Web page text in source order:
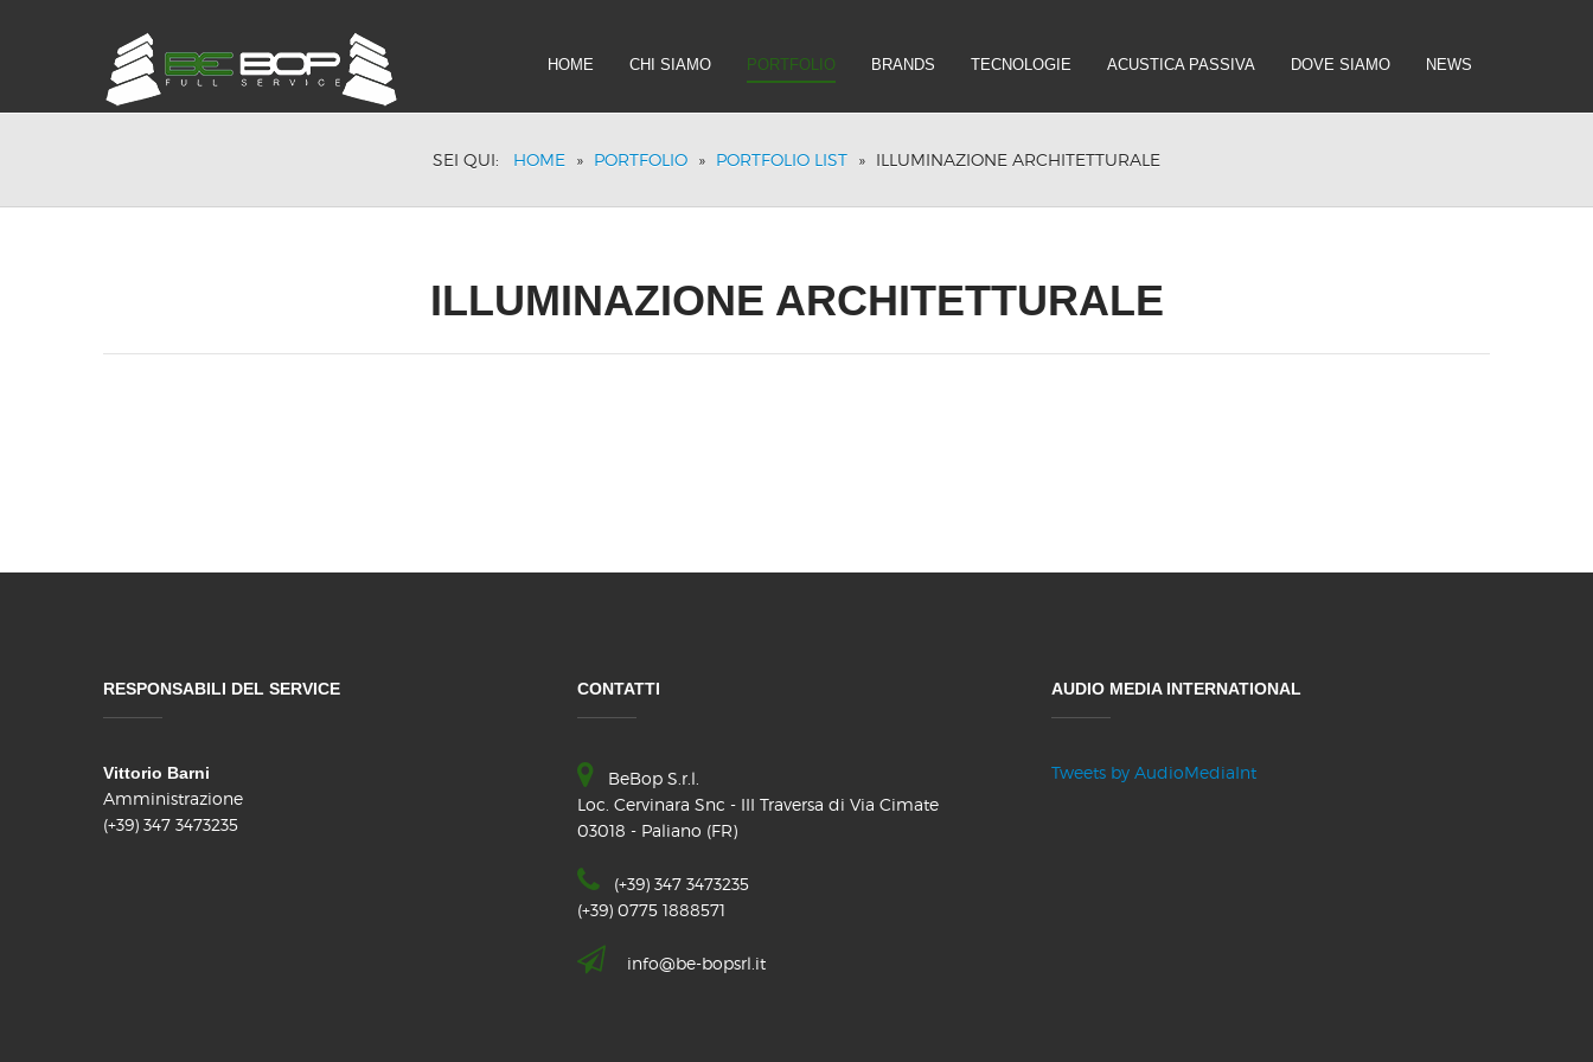
HOME CHI SIAMO PORTFOLIO BRANDS TECNOLOGIE ACUSTICA PASSIVA DOVE SIAMO NEWS
SEI QUI: HOME » PORTFOLIO » PORTFOLIO LIST » ILLUMINAZIONE ARCHITETTURALE
ILLUMINAZIONE ARCHITETTURALE
RESPONSABILI DEL SERVICE
Vittorio Barni
Amministrazione
(+39) 347 3473235
CONTATTI
BeBop S.r.l.
Loc. Cervinara Snc - III Traversa di Via Cimate
03018 - Paliano (FR)
(+39) 347 3473235
(+39) 0775 1888571
info@be-bopsrl.it
AUDIO MEDIA INTERNATIONAL
Tweets by AudioMediaInt